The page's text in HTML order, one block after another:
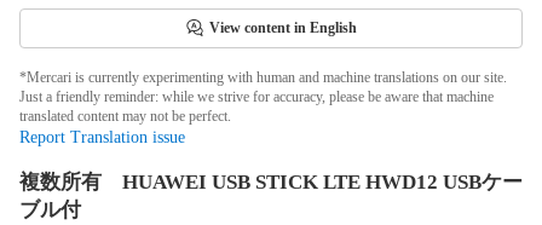
View content in English
*Mercari is currently experimenting with human and machine translations on our site.
Just a friendly reminder: while we strive for accuracy, please be aware that machine
translated content may not be perfect.
Report Translation issue
複数所有 HUAWEI USB STICK LTE HWD12 USBケー
ブル付